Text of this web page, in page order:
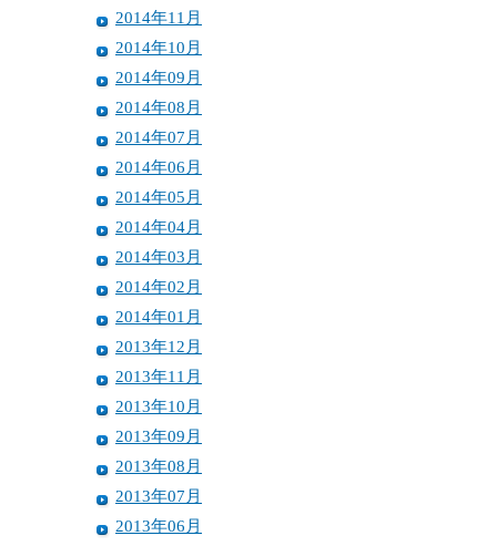
2014年11月
2014年10月
2014年09月
2014年08月
2014年07月
2014年06月
2014年05月
2014年04月
2014年03月
2014年02月
2014年01月
2013年12月
2013年11月
2013年10月
2013年09月
2013年08月
2013年07月
2013年06月